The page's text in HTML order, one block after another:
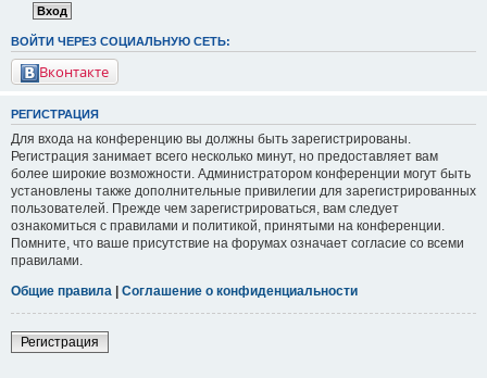
ВОЙТИ ЧЕРЕЗ СОЦИАЛЬНУЮ СЕТЬ:
Вконтакте
РЕГИСТРАЦИЯ
Для входа на конференцию вы должны быть зарегистрированы.
Регистрация занимает всего несколько минут, но предоставляет вам
более широкие возможности. Администратором конференции могут быть
установлены также дополнительные привилегии для зарегистрированных
пользователей. Прежде чем зарегистрироваться, вам следует
ознакомиться с правилами и политикой, принятыми на конференции.
Помните, что ваше присутствие на форумах означает согласие со всеми
правилами.
Общие правила
Соглашение о конфиденциальности
Регистрация